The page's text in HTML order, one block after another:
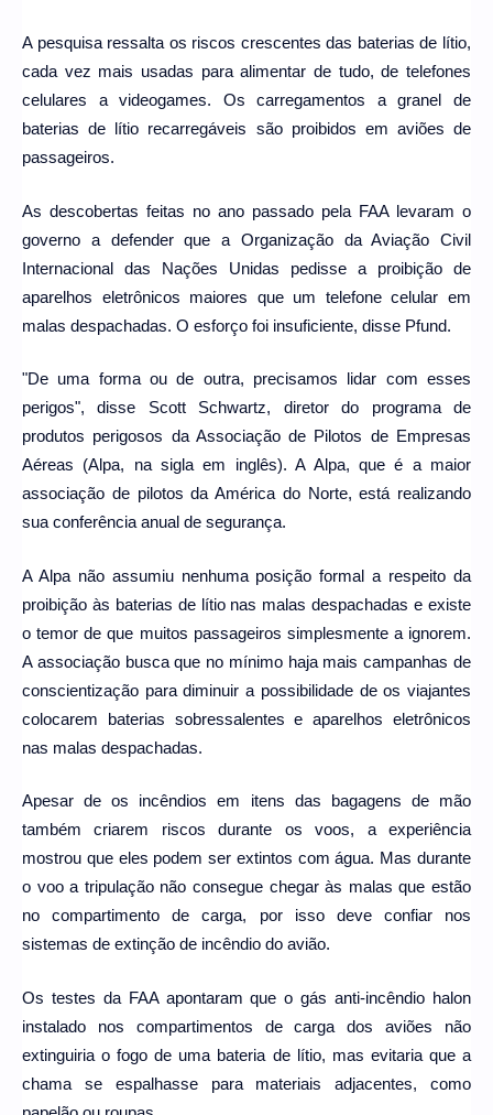
A pesquisa ressalta os riscos crescentes das baterias de lítio,
cada vez mais usadas para alimentar de tudo, de telefones
celulares a videogames. Os carregamentos a granel de
baterias de lítio recarregáveis são proibidos em aviões de
passageiros.
As descobertas feitas no ano passado pela FAA levaram o
governo a defender que a Organização da Aviação Civil
Internacional das Nações Unidas pedisse a proibição de
aparelhos eletrônicos maiores que um telefone celular em
malas despachadas. O esforço foi insuficiente, disse Pfund.
"De uma forma ou de outra, precisamos lidar com esses
perigos", disse Scott Schwartz, diretor do programa de
produtos perigosos da Associação de Pilotos de Empresas
Aéreas (Alpa, na sigla em inglês). A Alpa, que é a maior
associação de pilotos da América do Norte, está realizando
sua conferência anual de segurança.
A Alpa não assumiu nenhuma posição formal a respeito da
proibição às baterias de lítio nas malas despachadas e existe
o temor de que muitos passageiros simplesmente a ignorem.
A associação busca que no mínimo haja mais campanhas de
conscientização para diminuir a possibilidade de os viajantes
colocarem baterias sobressalentes e aparelhos eletrônicos
nas malas despachadas.
Apesar de os incêndios em itens das bagagens de mão
também criarem riscos durante os voos, a experiência
mostrou que eles podem ser extintos com água. Mas durante
o voo a tripulação não consegue chegar às malas que estão
no compartimento de carga, por isso deve confiar nos
sistemas de extinção de incêndio do avião.
Os testes da FAA apontaram que o gás anti-incêndio halon
instalado nos compartimentos de carga dos aviões não
extinguiria o fogo de uma bateria de lítio, mas evitaria que a
chama se espalhasse para materiais adjacentes, como